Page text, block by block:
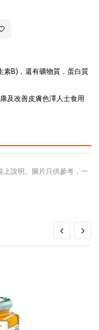
素B)，還有礦物質，蛋白質
及改善皮膚色澤人士食用
上說明。圖片只供參考，一